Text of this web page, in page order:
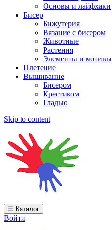
Основы и лайфхаки
Бисер
Бижутерия
Вязание с бисером
Животные
Растения
Элементы и мотивы
Плетение
Вышивание
Бисером
Крестиком
Гладью
Skip to content
☰ Каталог
Войти